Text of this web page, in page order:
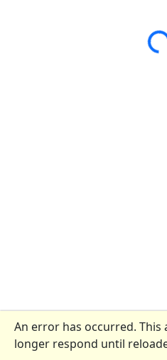
An error has occurred. This
longer respond until